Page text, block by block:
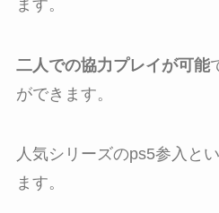
ます。
二人での協力プレイが可能
ができます。
人気シリーズのps5参入と
ます。